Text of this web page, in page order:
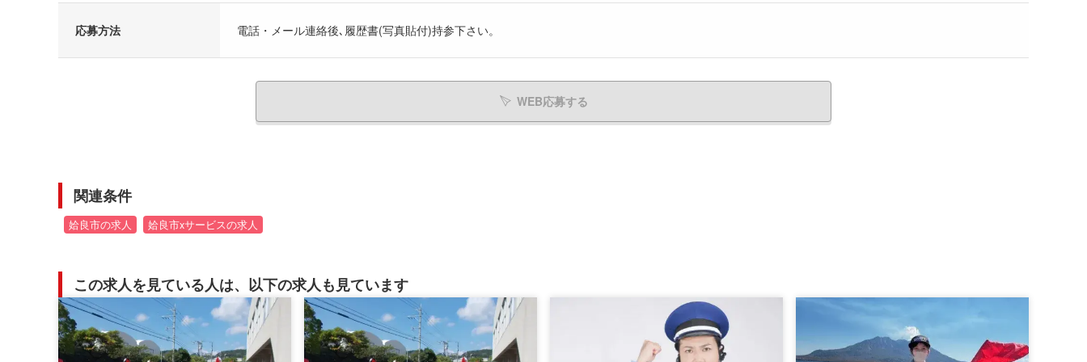
応募方法 電話・メール連絡後､履歴書(写真貼付)持参下さい。
WEB応募する
関連条件
姶良市の求人 姶良市xサービスの求人
この求人を見ている人は、以下の求人も見ています